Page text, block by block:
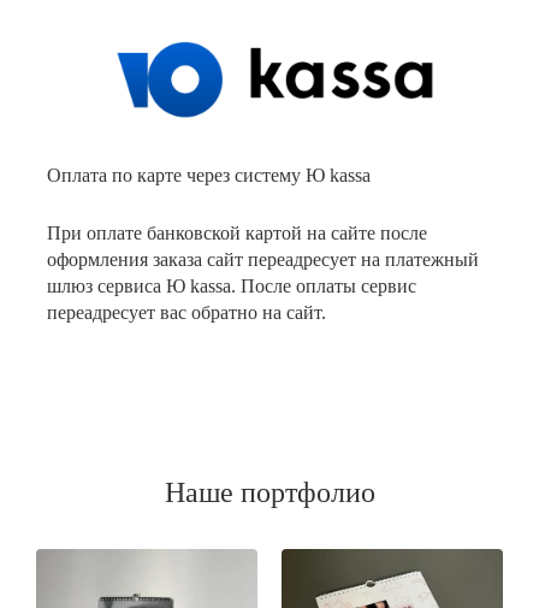
Оплата по карте через систему Ю kassa
При оплате банковской картой на сайте после
оформления заказа сайт переадресует на платежный
шлюз сервиса Ю kassa. После оплаты сервис
переадресует вас обратно на сайт.
Наше портфолио